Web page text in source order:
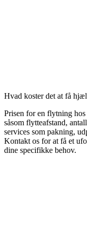
Hvad koster det at få
Prisen for en flytning
såsom flytteafstand,
services som pakning,
Kontakt os for at få et
dine specifikke behov.